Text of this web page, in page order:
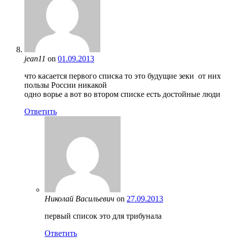
jean11 on 01.09.2013
что касается первого списка то это будущие зеки от них
пользы России никакой
одно ворье а вот во втором списке есть достойные люди
Ответить
Николай Васильевич on 27.09.2013
первый список это для трибунала
Ответить